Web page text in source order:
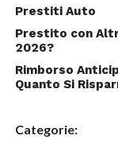
Prestiti Auto
Prestito con
2026?
Rimborso
Quanto Si
Categorie: